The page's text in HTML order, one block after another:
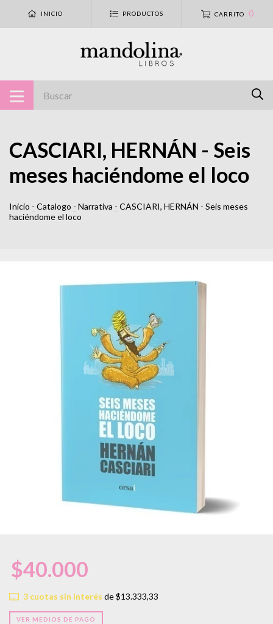
INICIO PRODUCTOS CARRITO 0
CASCIARI, HERNÁN - Seis
meses haciéndome el loco
Inicio - Catalogo - Narrativa - CASCIARI, HERNÁN - Seis meses
haciéndome el loco
$40.000
3cuotas sin interés de$13.333,33
VER MEDIOS DE PAGO